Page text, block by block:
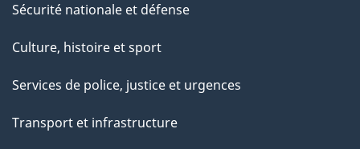
Sécurité nationale et défense
Culture, histoire et sport
Services de police, justice et urgences
Transport et infrastructure